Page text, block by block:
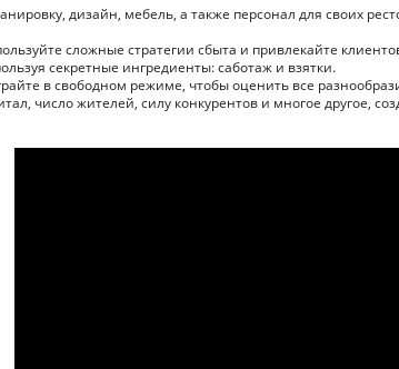
дизайн, мебель, а также персонал для своих
сложные стратегии сбыта и привлекайте
секретные ингредиенты: саботаж и взятки.
в свободном режиме, чтобы оценить все
число жителей, силу конкурентов и многое другое,